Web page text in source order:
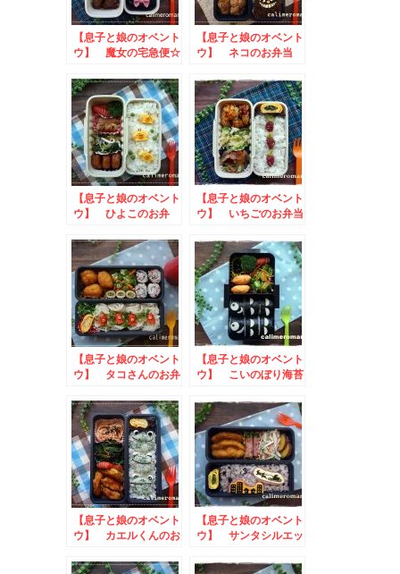
【息子と娘のオベント
ウ】 魔女の宅急便☆
【息子と娘のオベント
ウ】 ネコのお弁当
ンバサダー
【息子と娘のオベント
ウ】 ひよこのお弁
ブルーベリームース
【息子と娘のオベント
ウ】 いちごのお弁当
【息子と娘のオベント
ウ】 タコさんのお弁
【息子と娘のオベント
ウ】 こいのぼり海苔
【息子と娘のオベント
ウ】 カエルくんのお
【息子と娘のオベント
ウ】 サンタシルエッ